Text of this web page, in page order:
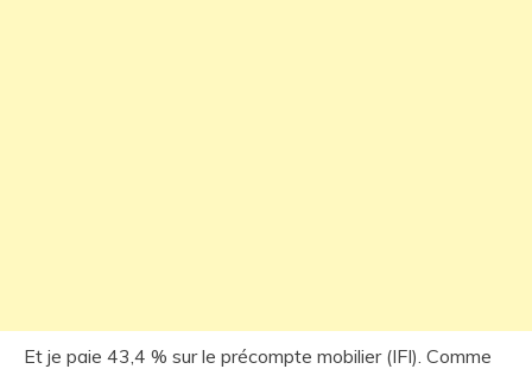
Et je paie 43,4 % sur le précompte mobilier (IFI). Comme